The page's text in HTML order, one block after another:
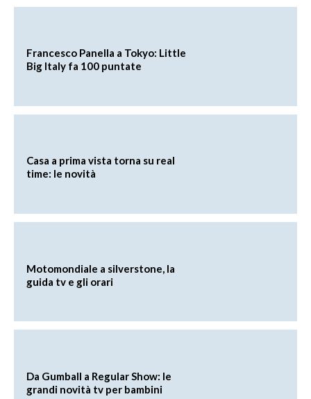
Francesco Panella a Tokyo: Little
Big Italy fa 100 puntate
Casa a prima vista torna su real
time: le novità
Motomondiale a silverstone, la
guida tv e gli orari
Da Gumball a Regular Show: le
grandi novità tv per bambini